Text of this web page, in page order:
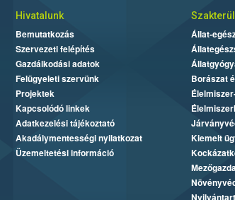
Hivatalunk
Bemutatkozás
Szervezeti felépítés
Gazdálkodási adatok
Felügyeleti szervünk
Projektek
Kapcsolódó linkek
Adatkezelési tájékoztató
Akadálymentességi nyilatkozat
Üzemeltetési információ
Állat-
Borászat
Kiemelt